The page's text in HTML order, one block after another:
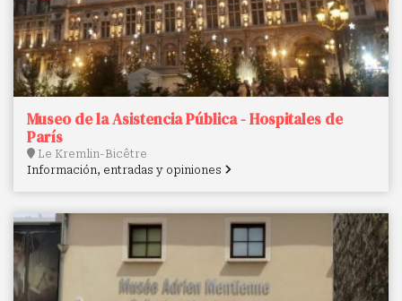
Museo de la Asistencia Pública - Hospitales de
París
Le Kremlin-Bicêtre
Información, entradas y opiniones